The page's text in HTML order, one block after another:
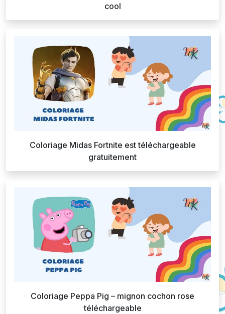
cool
Coloriage Midas Fortnite est téléchargeable
gratuitement
Coloriage Peppa Pig – mignon cochon rose
téléchargeable